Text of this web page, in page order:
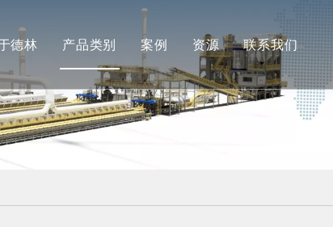
德林
公司简介
合作伙伴
产品类别
德林
安肯（机加工）
案例 资源
最新消息
联系我们